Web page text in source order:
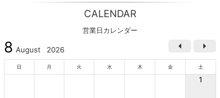
CALENDAR
営業日カレンダー
8 August 2026
日 月 火 水 木 金 土
1